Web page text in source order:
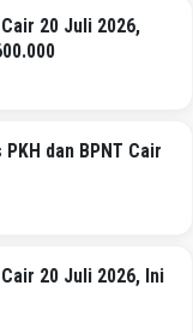
20 Juli 2026,
dan BPNT Cair
20 Juli 2026, Ini